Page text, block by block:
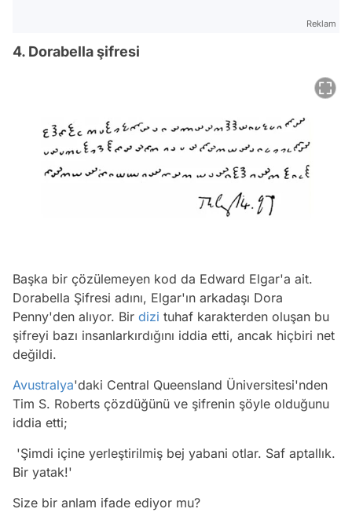
Reklam
4. Dorabella şifresi
Başka bir çözülemeyen kod da Edward Elgar'a ait.
Dorabella Şifresi adını, Elgar'ın arkadaşı Dora
Penny'den alıyor. Bir dizi tuhaf karakterden oluşan bu
şifreyi bazı insanlarkırdığını iddia etti, ancak hiçbiri net
değildi.
Avustralya'daki Central Queensland Üniversitesi'nden
Tim S. Roberts çözdüğünü ve şifrenin şöyle olduğunu
iddia etti;
'Şimdi içine yerleştirilmiş bej yabani otlar. Saf aptallık.
Bir yatak!'
Size bir anlam ifade ediyor mu?